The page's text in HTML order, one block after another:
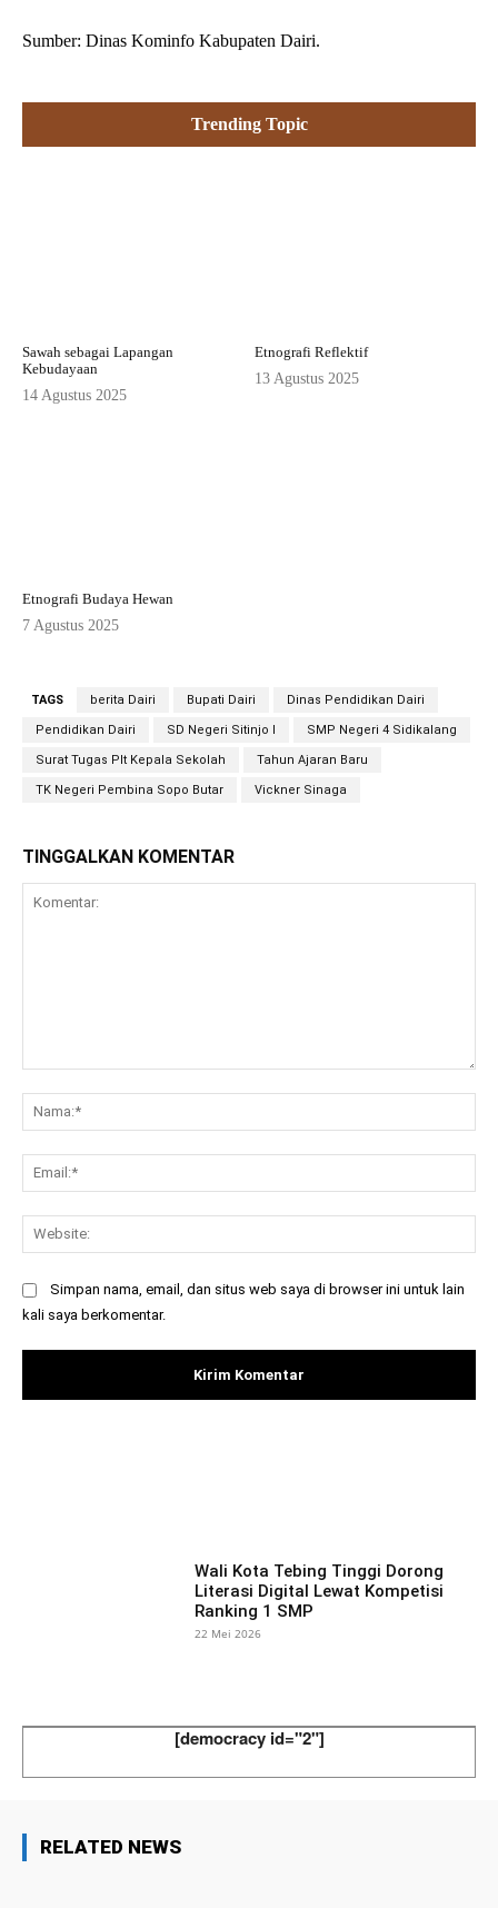
Sumber: Dinas Kominfo Kabupaten Dairi.
Trending Topic
Sawah sebagai Lapangan
Kebudayaan
14 Agustus 2025
Etnografi Reflektif
13 Agustus 2025
Etnografi Budaya Hewan
7 Agustus 2025
TAGS berita Dairi Bupati Dairi Dinas Pendidikan Dairi
Pendidikan Dairi SD Negeri Sitinjo I SMP Negeri 4 Sidikalang
Surat Tugas Plt Kepala Sekolah Tahun Ajaran Baru
TK Negeri Pembina Sopo Butar Vickner Sinaga
TINGGALKAN KOMENTAR
Simpan nama, email, dan situs web saya di browser ini untuk lain
kali saya berkomentar.
Wali Kota Tebing Tinggi Dorong
Literasi Digital Lewat Kompetisi
Ranking 1 SMP
22 Mei 2026
[democracy id="2"]
RELATED NEWS